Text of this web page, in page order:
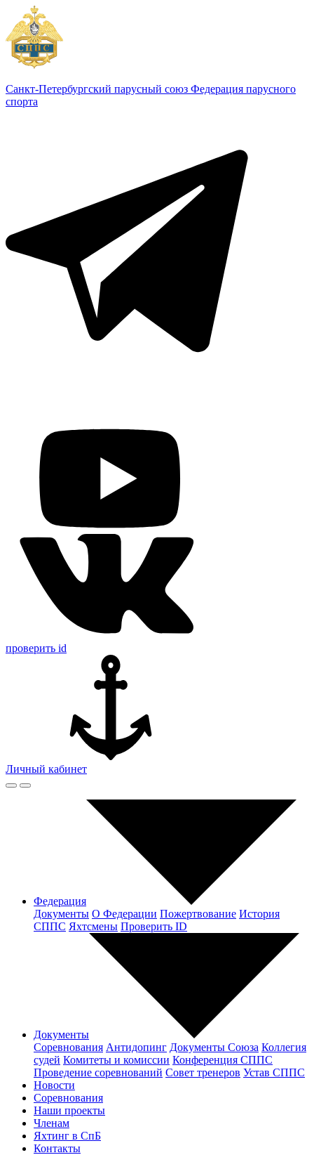
Санкт-Петербургский парусный союз Федерация парусного
спорта
проверить id
Личный кабинет
Федерация
Документы О Федерации Пожертвование История
СППС Яхтсмены Проверить ID
Документы
Соревнования Антидопинг Документы Cоюза Коллегия
судей Комитеты и комиссии Конференция СППС
Проведение соревнований Совет тренеров Устав СППС
Новости
Соревнования
Наши проекты
Членам
Яхтинг в СпБ
Контакты